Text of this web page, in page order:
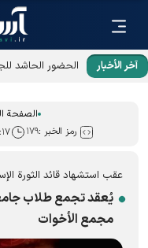
آخر الأخبار
الحضور الحاشد
الصفحة
رمز الخبر :۱۷۹
عقب استشهاد قائد الثورة
يُعقد تجمع طلاب
مجمع الأخوات